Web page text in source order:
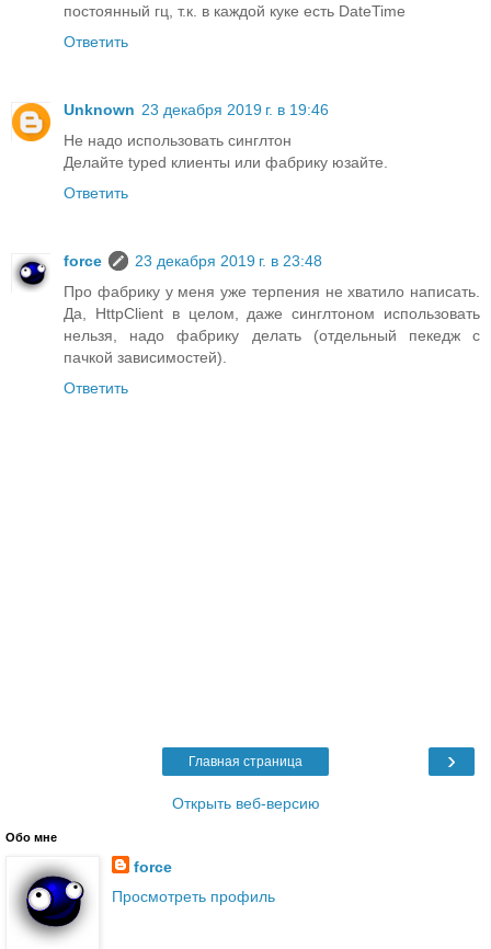
постоянный гц, т.к. в каждой куке есть DateTime
Ответить
Unknown 23 декабря 2019 г. в 19:46
Не надо использовать синглтон
Делайте typed клиенты или фабрику юзайте.
Ответить
force
23 декабря 2019 г. в 23:48
Про фабрику у меня уже терпения не хватило написать.
Да, HttpClient в целом, даже синглтоном использовать
нельзя, надо фабрику делать (отдельный пекедж с
пачкой зависимостей).
Ответить
›
Главная страница
Открыть веб-версию
Обо мне
force
Просмотреть профиль